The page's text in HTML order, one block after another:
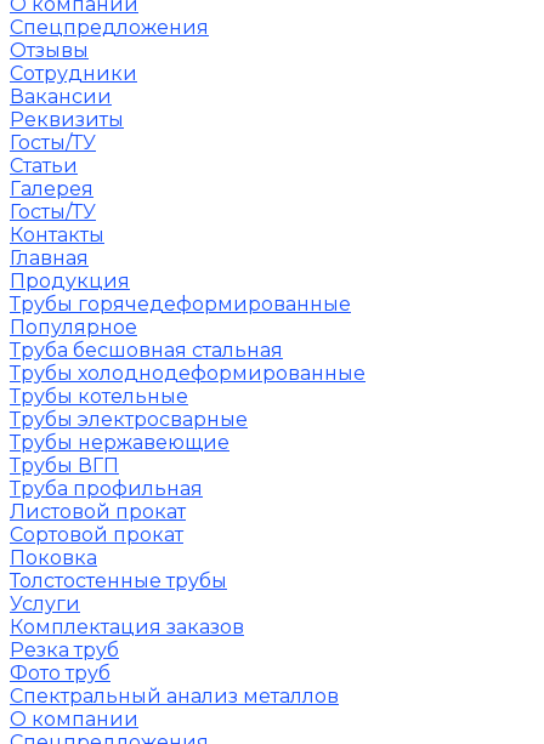
Спецпредложения
Отзывы
Сотрудники
Вакансии
Реквизиты
Госты/ТУ
Статьи
Галерея
Госты/ТУ
Контакты
Главная
Продукция
Трубы горячедеформированные
Популярное
Труба бесшовная стальная
Трубы холоднодеформированные
Трубы котельные
Трубы электросварные
Трубы нержавеющие
Трубы ВГП
Труба профильная
Листовой прокат
Сортовой прокат
Поковка
Толстостенные трубы
Услуги
Комплектация заказов
Резка труб
Фото труб
Спектральный анализ металлов
О компании